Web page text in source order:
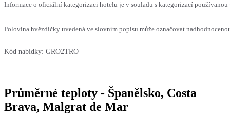
Informace o oficiální kategorizaci hotelu je v souladu s kategorizací
Polovina hvězdičky uvedená ve slovním popisu může označovat
Kód nabídky: GRO2TRO
Průměrné teploty - Španělsko, Costa
Brava, Malgrat de Mar